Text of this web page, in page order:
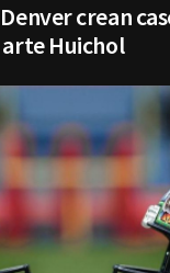
crean
arte Huichol